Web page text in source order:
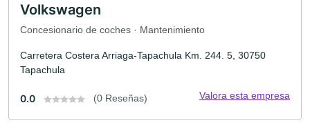
Volkswagen
Concesionario de coches · Mantenimiento
Carretera Costera Arriaga-Tapachula Km. 244. 5, 30750
Tapachula
0.0 (0 Reseñas) Valora esta empresa